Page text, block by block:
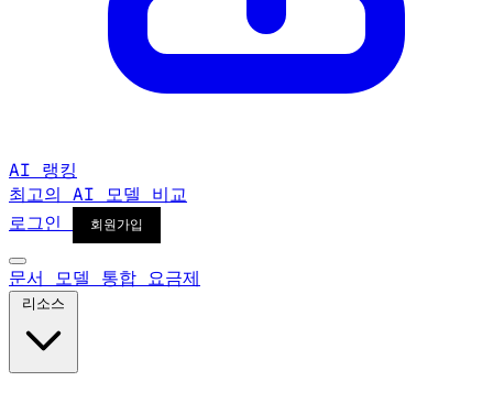
AI 랭킹
최고의 AI 모델 비교
로그인
회원가입
문서 모델 통합 요금제